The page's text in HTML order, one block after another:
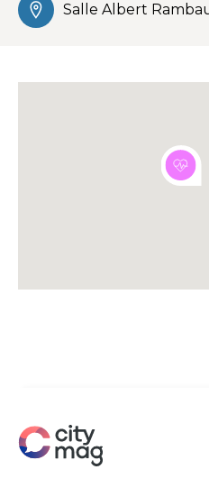
Salle Albert